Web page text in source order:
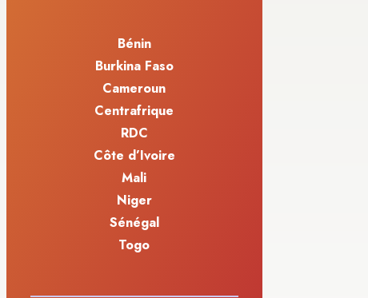
Bénin
Burkina Faso
Cameroun
Centrafrique
RDC
Côte d’Ivoire
Mali
Niger
Sénégal
Togo